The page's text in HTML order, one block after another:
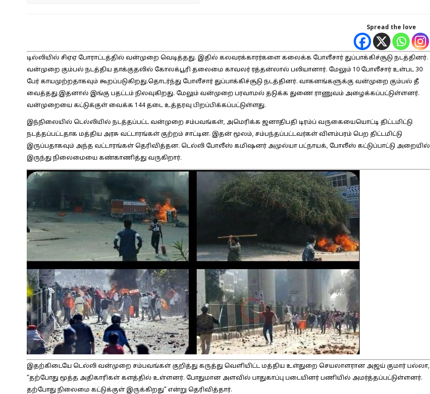
Spread the love
டில்லியில் சிஏஏ போராட்டத்தில் வன்முறை வெடித்தது. இதில் கலவரக்காரர்களை கலைக்க போலீசார் துப்பாக்கிச்சூடு நடத்தினர்.
வன்முறை கும்பல் நடத்திய தாக்குதலில் கோலக்பூரி தலைமை காவலர் ரத்தன்லால் பலியானார். மேலும் 10 போலீசார் உள்பட 30
பேர் காயமுற்றதாகவும் கூறப்படுகிறது.தொடர்ந்து போலீசார் துப்பாக்கிச்சூடு நடத்தினர். வாகனங்களுக்கு வன்முறை கும்பல் தீ
வைத்தது.இதனால் இங்கு பதட்டம் நிலவுகிறது. மேலும் வன்முறை பரவாமல் தடுக்க துணை ராணுவம் அழைக்கப்பட்டுள்ளனர்.
வன்முறையை கட்டுக்குள் வைக்க 144 தடை உத்தரவு பிறப்பிக்கப்பட்டுள்ளது.
இந்நிலையில் டெல்லியில் நடத்தப்பட்ட வன்முறை சம்பவங்கள், அமெரிக்க ஜனாதிபதி டிரம்ப் வருகையையொட்டி திட்டமிட்டு
நடத்தப்பட்டதாக மத்திய அரசு வட்டாரங்கள் குற்றம் சாட்டின. இதன் மூலம், சம்பந்தப்பட்டவர்கள் விளம்பரம் பெற திட்டமிட்டு
இருப்பதாகவும் அந்த வட்டாரங்கள் தெரிவித்தன. டெல்லி போலீஸ் கமி‌ஷனர் அமுல்யா பட்நாயக், போலீஸ் கட்டுப்பாட்டு அறையில்
இருந்து நிலைமையை கண்காணித்து வருகிறார்.
இதற்கிடையே டெல்லி வன்முறை சம்பவங்கள் குறித்து கருத்து வெளியிட்ட மத்திய உள்துறை செயலாளரான அஜய் குமார் பல்லா,
“தற்போது மூத்த அதிகாரிகள் களத்தில் உள்ளனர். போதுமான அளவில் பாதுகாப்பு படையினர் பணியில் அமர்த்தப்பட்டுள்ளனர்.
தற்போது நிலைமை கட்டுக்குள் இருக்கிறது” என்று தெரிவித்தார்.